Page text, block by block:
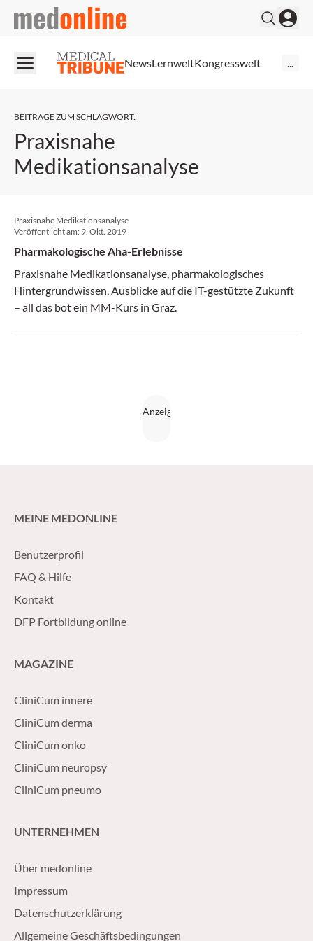
medonline
NewsLernweltKongresswelt
BEITRÄGE ZUM SCHLAGWORT:
Praxisnahe
Medikationsanalyse
Praxisnahe Medikationsanalyse
Veröffentlicht am: 9. Okt. 2019
Pharmakologische Aha-Erlebnisse
Praxisnahe Medikationsanalyse, pharmakologisches
Hintergrundwissen, Ausblicke auf die IT-gestützte Zukunft
– all das bot ein MM-Kurs in Graz.
MEINE MEDONLINE
Benutzerprofil
FAQ & Hilfe
Kontakt
DFP Fortbildung online
MAGAZINE
CliniCum innere
CliniCum derma
CliniCum onko
CliniCum neuropsy
CliniCum pneumo
UNTERNEHMEN
Über medonline
Impressum
Datenschutzerklärung
Allgemeine Geschäftsbedingungen